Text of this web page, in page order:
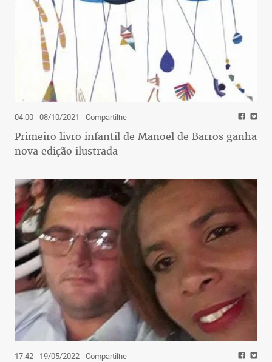
04:00 - 08/10/2021 - Compartilhe
Primeiro livro infantil de Manoel de Barros ganha
nova edição ilustrada
17:42 - 19/05/2022- Compartilhe